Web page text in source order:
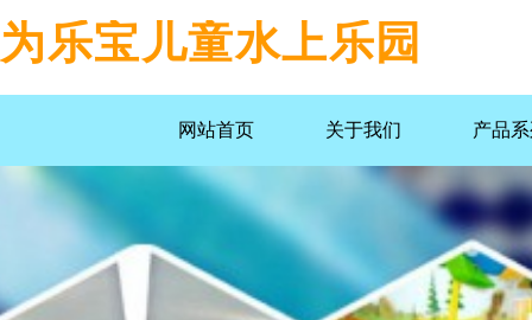
网站首页 关于我们 产品
为乐宝儿童水上乐园